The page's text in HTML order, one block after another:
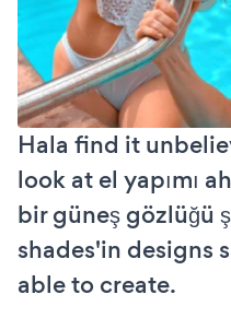
Hala find it
look at el yapımı
bir güneş gözlüğü
shades'in designs
able to create.